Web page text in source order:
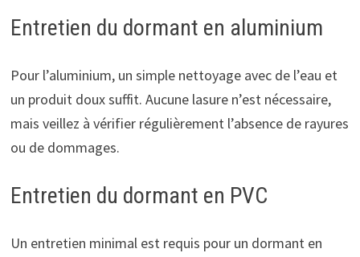
Entretien du dormant en aluminium
Pour l’aluminium, un simple nettoyage avec de l’eau et
un produit doux suffit. Aucune lasure n’est nécessaire,
mais veillez à vérifier régulièrement l’absence de rayures
ou de dommages.
Entretien du dormant en PVC
Un entretien minimal est requis pour un dormant en